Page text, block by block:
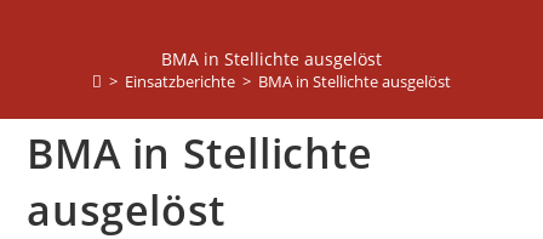
BMA in Stellichte ausgelöst
> Einsatzberichte > BMA in Stellichte ausgelöst
BMA in Stellichte
ausgelöst